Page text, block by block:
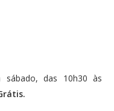
sábado, das 10h30 às